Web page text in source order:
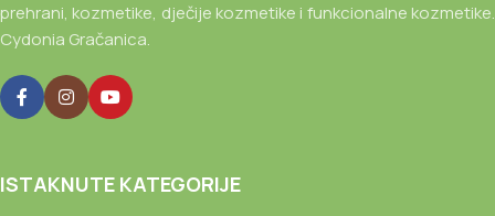
prehrani, kozmetike, dječije kozmetike i funkcionalne kozmetike.
Cydonia Gračanica.
ISTAKNUTE KATEGORIJE